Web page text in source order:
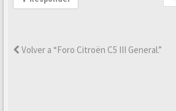
Volver a “Foro Citroën C5 III General.”